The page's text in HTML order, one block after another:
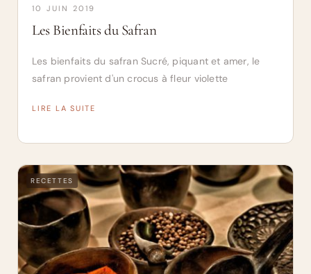
10 JUIN 2019
Les Bienfaits du Safran
Les bienfaits du safran Sucré, piquant et amer, le
safran provient d'un crocus à fleur violette
LIRE LA SUITE
RECETTES